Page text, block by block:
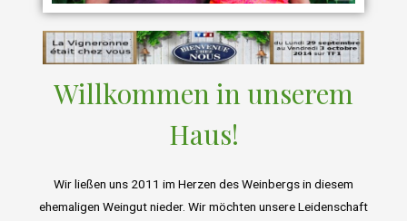
Willkommen in unserem
Haus!
Wir ließen uns 2011 im Herzen des Weinbergs in diesem
ehemaligen Weingut nieder. Wir möchten unsere Leidenschaft